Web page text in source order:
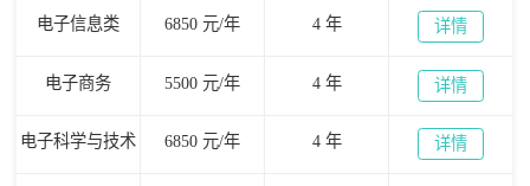
电子信息类 6850 元/年 4 年 详情
电子商务 5500 元/年 4 年 详情
电子科学与技术 6850 元/年 4 年 详情